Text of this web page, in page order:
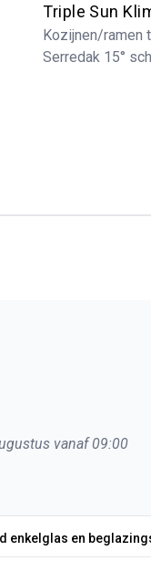
Triple Sun
Kozijnen/ramen
Serredak 15°
vanaf 09:00
enkelglas en